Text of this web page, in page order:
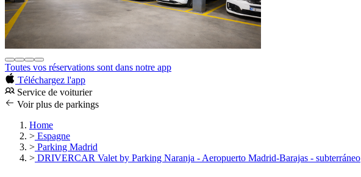
Toutes vos réservations sont dans notre app
Téléchargez l'app
Service de voiturier
Voir plus de parkings
Home
> Espagne
> Parking Madrid
> DRIVERCAR Valet by Parking Naranja - Aeropuerto Madrid-Barajas - subterráneo